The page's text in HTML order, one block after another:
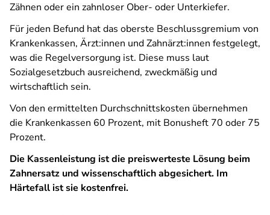
Zähnen oder ein zahnloser Ober- oder Unterkiefer.
Für jeden Befund hat das oberste Beschlussgremium von
Krankenkassen, Ärzt:innen und Zahnärzt:innen festgelegt,
was die Regelversorgung ist. Diese muss laut
Sozialgesetzbuch ausreichend, zweckmäßig und
wirtschaftlich sein.
Von den ermittelten Durchschnittskosten übernehmen
die Krankenkassen 60 Prozent, mit Bonusheft 70 oder 75
Prozent.
Die Kassenleistung ist die preiswerteste Lösung beim
Zahnersatz und wissenschaftlich abgesichert. Im
Härtefall ist sie kostenfrei.